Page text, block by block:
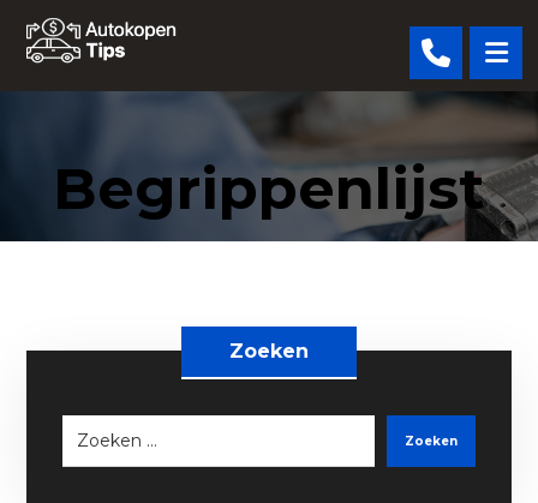
Begrippenlijst
Zoeken
Zoeken